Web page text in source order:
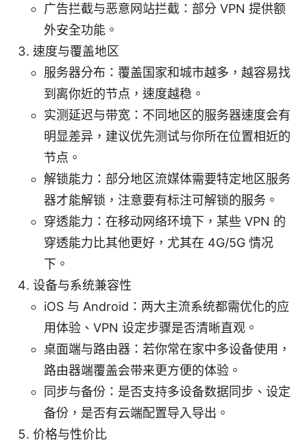
广告拦截与恶意网站拦截：部分 VPN 提供额
外安全功能。
速度与覆盖地区
服务器分布：覆盖国家和城市越多，越容易找
到离你近的节点，速度越稳。
实测延迟与带宽：不同地区的服务器速度会有
明显差异，建议优先测试与你所在位置相近的
节点。
解锁能力：部分地区流媒体需要特定地区服务
器才能解锁，注意要有标注可解锁的服务。
穿透能力：在移动网络环境下，某些 VPN 的
穿透能力比其他更好，尤其在 4G/5G 情况
下。
设备与系统兼容性
iOS 与 Android：两大主流系统都需优化的应
用体验、VPN 设定步骤是否清晰直观。
桌面端与路由器：若你常在家中多设备使用，
路由器端覆盖会带来更方便的体验。
同步与备份：是否支持多设备数据同步、设定
备份，是否有云端配置导入导出。
价格与性价比